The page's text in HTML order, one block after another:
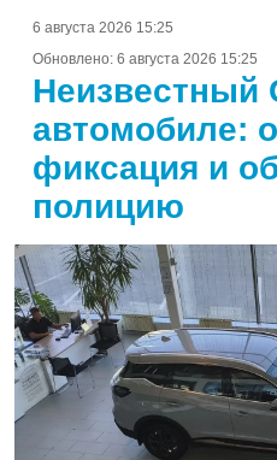
6 августа 2026 15:25
Обновлено: 6 августа 2026 15:25
Неизвестный
автомобиле:
фиксация и
полицию